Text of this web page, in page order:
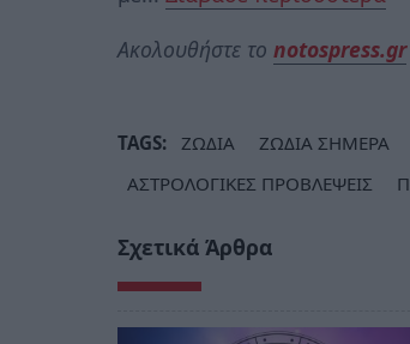
Ακολουθήστε το notospress.gr
TAGS: ΖΩΔΙΑ ΖΩΔΙΑ ΣΗΜΕΡΑ
ΑΣΤΡΟΛΟΓΙΚΕΣ ΠΡΟΒΛΕΨΕΙΣ
Σχετικά Άρθρα